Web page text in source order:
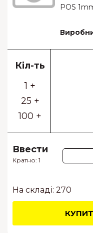
POS
Кіл-ть
1 +
25 +
100 +
Ввести
Кратно: 1
На складі: 270